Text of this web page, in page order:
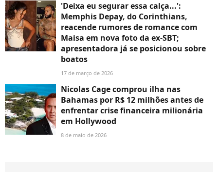
'Deixa eu segurar essa calça...':
Memphis Depay, do Corinthians,
reacende rumores de romance com
Maisa em nova foto da ex-SBT;
apresentadora já se posicionou sobre
boatos
17 de março de 2026
Nicolas Cage comprou ilha nas
Bahamas por R$ 12 milhões antes de
enfrentar crise financeira milionária
em Hollywood
8 de maio de 2026